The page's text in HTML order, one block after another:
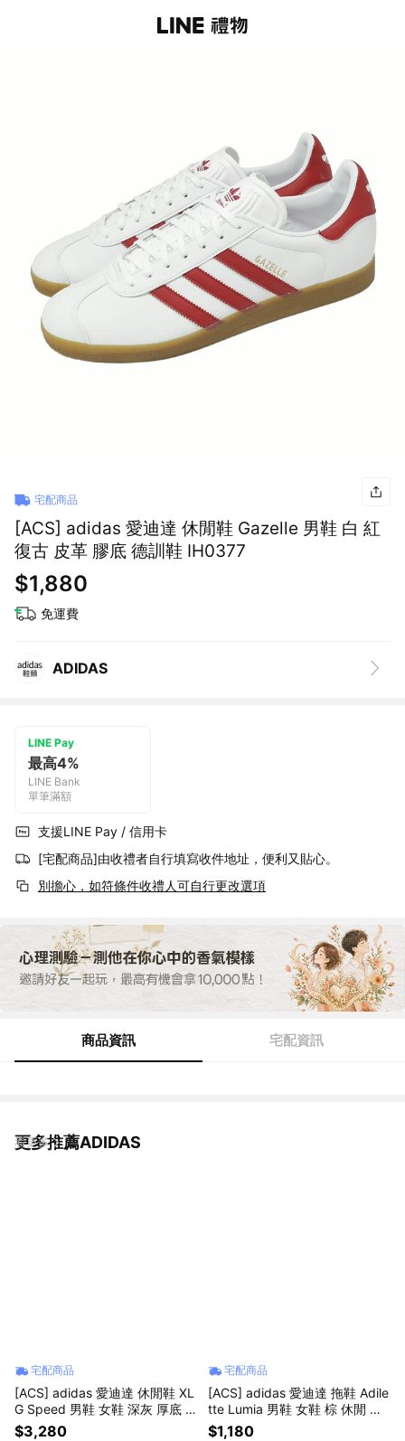
宅配商品
[ACS] adidas 愛迪達 休閒鞋 Gazelle 男鞋 白 紅
復古 皮革 膠底 德訓鞋 IH0377
$1,880
免運費
ADIDAS
LINE Pay
最高4%
LINE Bank
單筆滿額
支援LINE Pay / 信用卡
[宅配商品]由收禮者自行填寫收件地址，便利又貼心。
別擔心，如符條件收禮人可自行更改選項
商品資訊 宅配資訊
更多推薦ADIDAS
看更多
宅配商品
[ACS] adidas 愛迪達 休閒鞋 XL
G Speed 男鞋 女鞋 深灰 厚底 K
J6500
$3,280
宅配商品
[ACS] adidas 愛迪達 拖鞋 Adile
tte Lumia 男鞋 女鞋 棕 休閒 運
動拖鞋 快乾 JQ0790
$1,180